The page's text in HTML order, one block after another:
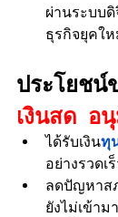
ผ่านระบบ
ธุรกิจยุคใ
ประโยชน์
เงินสด อ
ได้รับเงินทุ
อย่างรวดเ
ลดปัญหาส
ยังไม่เข้ามา